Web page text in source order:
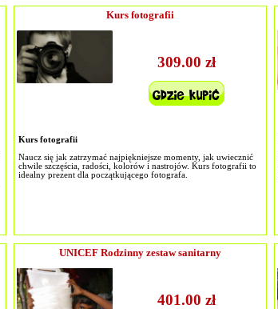
Kurs fotografii
309.00 zł
Kurs fotografii
Naucz się jak zatrzymać najpiękniejsze momenty, jak uwiecznić
chwile szczęścia, radości, kolorów i nastrojów. Kurs fotografii to
idealny prezent dla początkującego fotografa.
UNICEF Rodzinny zestaw sanitarny
401.00 zł